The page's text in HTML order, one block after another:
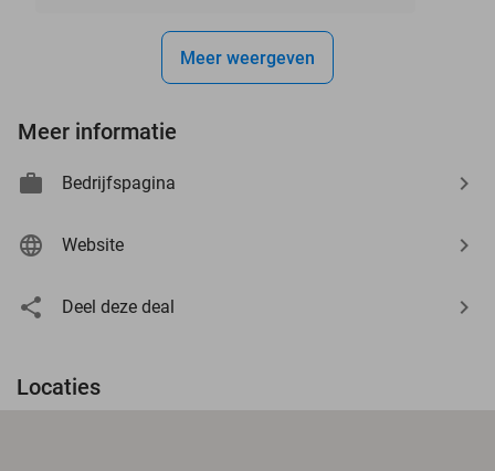
Meer weergeven
Meer informatie
Bedrijfspagina
Website
Deel deze deal
Locaties